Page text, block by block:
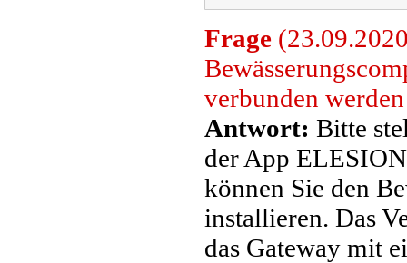
Frage
verbunden
Antwort: Bitte
der App
können Sie den
installieren. Das
das Gateway mit